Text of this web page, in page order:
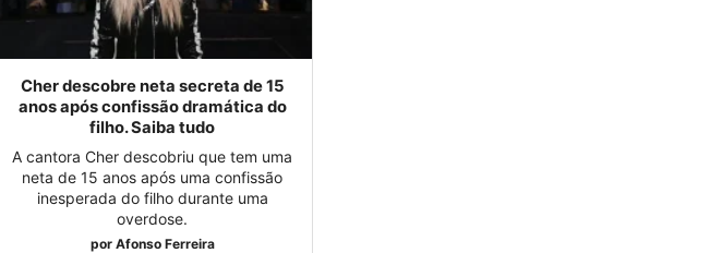
Cher descobre neta secreta de 15
anos após confissão dramática do
filho. Saiba tudo
A cantora Cher descobriu que tem uma
neta de 15 anos após uma confissão
inesperada do filho durante uma
overdose.
por Afonso Ferreira